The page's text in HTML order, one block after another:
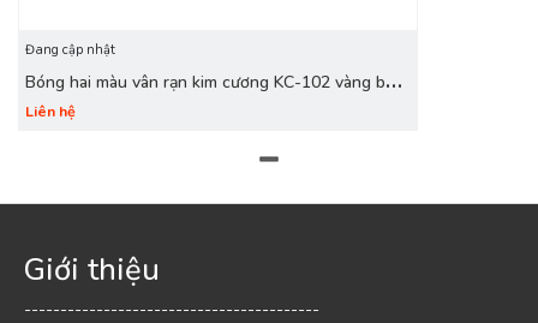
Đang cập nhật
Bóng hai màu vân rạn kim cương KC-102 vàng bò
nhạt
Liên hệ
Giới thiệu
-----------------------------------------